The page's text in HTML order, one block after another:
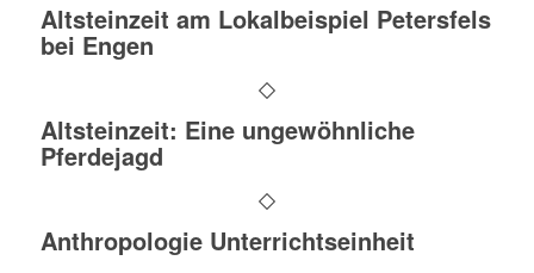
Altsteinzeit am Lokalbeispiel Petersfels
bei Engen
Altsteinzeit: Eine ungewöhnliche
Pferdejagd
Anthropologie Unterrichtseinheit